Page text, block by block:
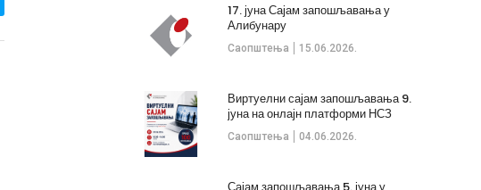
Саопштења 15.06.2026.
17. јуна Сајам запошљавања у
Алибунару
Саопштења 04.06.2026.
Виртуелни сајам запошљавања 9.
јуна на онлајн платформи НСЗ